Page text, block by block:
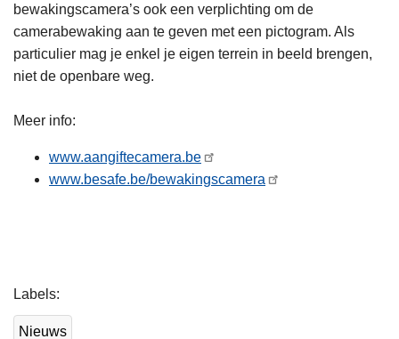
bewakingscamera’s ook een verplichting om de
camerabewaking aan te geven met een pictogram. Als
particulier mag je enkel je eigen terrein in beeld brengen,
niet de openbare weg.
Meer info:
www.aangiftecamera.be
www.besafe.be/bewakingscamera
Labels
Nieuws
e
e